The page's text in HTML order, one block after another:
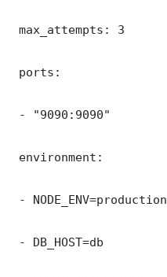
max_attempts: 3
ports:
- "9090:9090"
environment:
- NODE_ENV=production
- DB_HOST=db